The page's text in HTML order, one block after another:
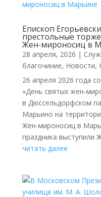
Епископ
престольные
Жен-мироносиц в
28 апреля, 2026 |
благочиние, Новости,
26 апреля 2026 года
«День святых жен-
в Дюссельдорфском
Марьино на
Жен-мироносиц в
праздника выступили
читать далее